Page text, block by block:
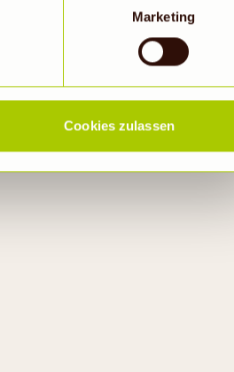
als ein Land mit einem nach
das Risiko, dass die Daten
ohne Rechtsbehelfsmöglichkeiten,
Marketing
Cookies zulassen